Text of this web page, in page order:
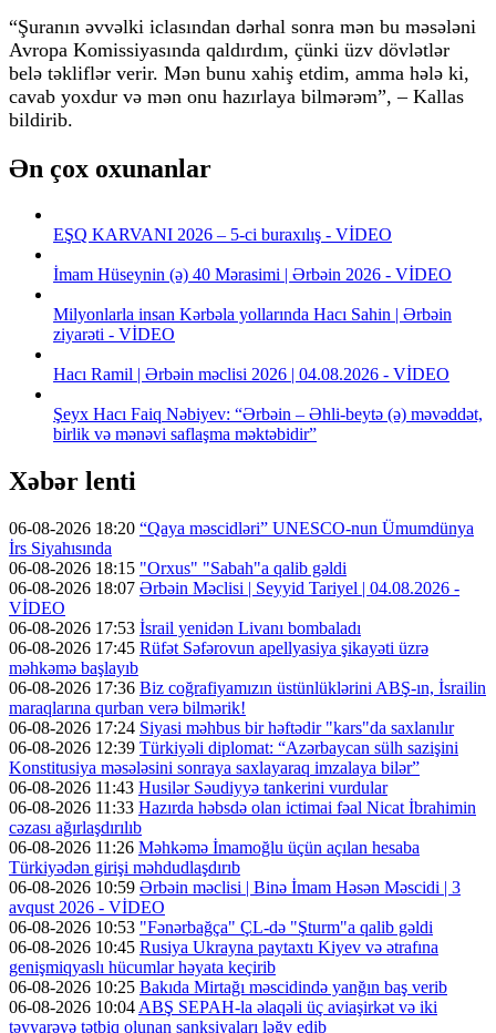
“Şuranın əvvəlki iclasından dərhal sonra mən bu məsələni
Avropa Komissiyasında qaldırdım, çünki üzv dövlətlər
belə təkliflər verir. Mən bunu xahiş etdim, amma hələ ki,
cavab yoxdur və mən onu hazırlaya bilmərəm”, – Kallas
bildirib.
Ən çox oxunanlar
EŞQ KARVANI 2026 – 5-ci buraxılış - VİDEO
İmam Hüseynin (ə) 40 Mərasimi | Ərbəin 2026 - VİDEO
Milyonlarla insan Kərbəla yollarında Hacı Sahin | Ərbəin
ziyarəti - VİDEO
Hacı Ramil | Ərbəin məclisi 2026 | 04.08.2026 - VİDEO
Şeyx Hacı Faiq Nəbiyev: “Ərbəin – Əhli-beytə (ə) məvəddət,
birlik və mənəvi saflaşma məktəbidir”
Xəbər lenti
06-08-2026 18:20 “Qaya məscidləri” UNESCO-nun Ümumdünya
İrs Siyahısında
06-08-2026 18:15 "Orxus" "Sabah"a qalib gəldi
06-08-2026 18:07 Ərbəin Məclisi | Seyyid Tariyel | 04.08.2026 -
VİDEO
06-08-2026 17:53 İsrail yenidən Livanı bombaladı
06-08-2026 17:45 Rüfət Səfərovun apellyasiya şikayəti üzrə
məhkəmə başlayıb
06-08-2026 17:36 Biz coğrafiyamızın üstünlüklərini ABŞ-ın, İsrailin
maraqlarına qurban verə bilmərik!
06-08-2026 17:24 Siyasi məhbus bir həftədir "kars"da saxlanılır
06-08-2026 12:39 Türkiyəli diplomat: “Azərbaycan sülh sazişini
Konstitusiya məsələsini sonraya saxlayaraq imzalaya bilər”
06-08-2026 11:43 Husilər Səudiyyə tankerini vurdular
06-08-2026 11:33 Hazırda həbsdə olan ictimai fəal Nicat İbrahimin
cəzası ağırlaşdırılıb
06-08-2026 11:26 Məhkəmə İmamoğlu üçün açılan hesaba
Türkiyədən girişi məhdudlaşdırıb
06-08-2026 10:59 Ərbəin məclisi | Binə İmam Həsən Məscidi | 3
avqust 2026 - VİDEO
06-08-2026 10:53 "Fənərbağça" ÇL-də "Şturm"a qalib gəldi
06-08-2026 10:45 Rusiya Ukrayna paytaxtı Kiyev və ətrafına
genişmiqyaslı hücumlar həyata keçirib
06-08-2026 10:25 Bakıda Mirtağı məscidində yanğın baş verib
06-08-2026 10:04 ABŞ SEPAH-la əlaqəli üç aviaşirkət və iki
təyyarəyə tətbiq olunan sanksiyaları ləğv edib